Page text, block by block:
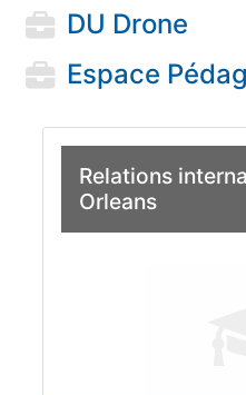
DU Drone
Espace
Relations
Orleans